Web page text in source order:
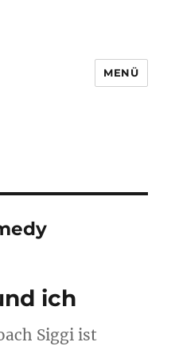
MENÜ
ich
Siggi ist